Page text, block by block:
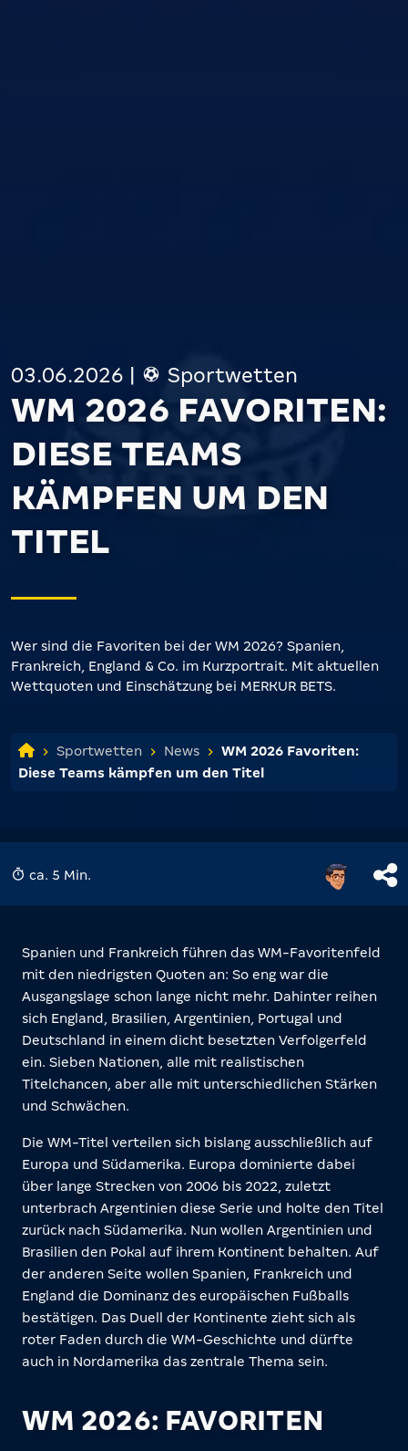
03.06.2026 Sportwetten
WM 2026 FAVORITEN:
DIESE TEAMS
KÄMPFEN UM DEN
TITEL
Wer sind die Favoriten bei der WM 2026? Spanien,
Frankreich, England & Co. im Kurzportrait. Mit aktuellen
Wettquoten und Einschätzung bei MERKUR BETS.
Sportwetten News
WM 2026 Favoriten:
Diese Teams kämpfen um den Titel
ca. 5 Min.
Spanien und Frankreich führen das WM-Favoritenfeld
mit den niedrigsten Quoten an: So eng war die
Ausgangslage schon lange nicht mehr. Dahinter reihen
sich England, Brasilien, Argentinien, Portugal und
Deutschland in einem dicht besetzten Verfolgerfeld
ein. Sieben Nationen, alle mit realistischen
Titelchancen, aber alle mit unterschiedlichen Stärken
und Schwächen.
Die WM-Titel verteilen sich bislang ausschließlich auf
Europa und Südamerika. Europa dominierte dabei
über lange Strecken von 2006 bis 2022, zuletzt
unterbrach Argentinien diese Serie und holte den Titel
zurück nach Südamerika. Nun wollen Argentinien und
Brasilien den Pokal auf ihrem Kontinent behalten. Auf
der anderen Seite wollen Spanien, Frankreich und
England die Dominanz des europäischen Fußballs
bestätigen. Das Duell der Kontinente zieht sich als
roter Faden durch die WM-Geschichte und dürfte
auch in Nordamerika das zentrale Thema sein.
WM 2026: FAVORITEN